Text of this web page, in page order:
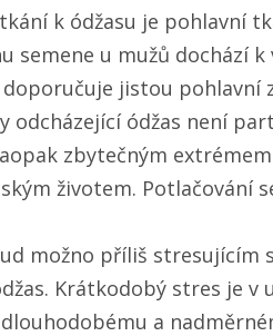
k ódžasu je pohlavní
semene u mužů dochází
jistou pohlavní
odcházející ódžas není
zbytečným
životem. Potlačování
možno příliš stresujícím
Krátkodobý stres je
a